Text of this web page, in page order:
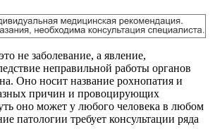
не заболевание, а явление,
неправильной работы органов
Оно носит название рохнопатия и
причин и провоцирующих
оно может у любого человека в любом
патологии требует консультации ряда